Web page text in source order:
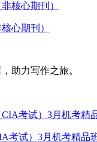
心期刊）
助力写作之旅。
考试）3月机考精品